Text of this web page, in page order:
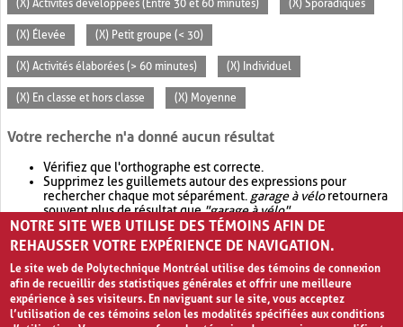
(X) Activités développées (Entre 30 et 60 minutes) (X) Sporadiques
(X) Élevée (X) Petit groupe (< 30)
(X) Activités élaborées (> 60 minutes) (X) Individuel
(X) En classe et hors classe (X) Moyenne
Votre recherche n'a donné aucun résultat
Vérifiez que l'orthographe est correcte.
Supprimez les guillemets autour des expressions pour
rechercher chaque mot séparément. garage à véloretournera
souvent plus de résultat que"garage à vélo".
Envisagez d'élargir votre recherche avec OR.garage OR vélo
retournera souvent plus de résultat quegarage à vélo
NOTRE SITE WEB UTILISE DES TÉMOINS AFIN DE
REHAUSSER VOTRE EXPÉRIENCE DE NAVIGATION.
Le site web de Polytechnique Montréal utilise des témoins de connexion
afin de recueillir des statistiques générales et offrir une meilleure
expérience à ses visiteurs. En naviguant sur le site, vous acceptez
l’utilisation de ces témoins selon les modalités spécifiées aux conditions